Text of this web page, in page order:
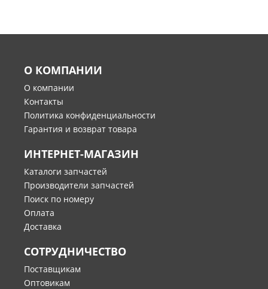
О КОМПАНИИ
О компании
Контакты
Политика конфиденциальности
Гарантия и возврат товара
ИНТЕРНЕТ-МАГАЗИН
Каталоги запчастей
Производители запчастей
Поиск по номеру
Оплата
Доставка
СОТРУДНИЧЕСТВО
Поставщикам
Оптовикам